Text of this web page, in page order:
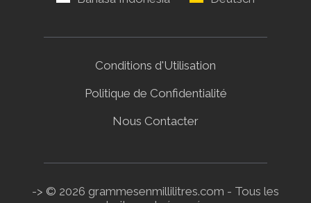
Conditions d'Utilisation
Politique de Confidentialité
Nous Contacter
-> © 2026 grammesenmillilitres.com - Tous les